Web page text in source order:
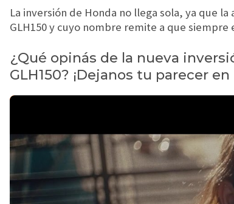
La inversión de Honda no llega sola, ya que
GLH150 y cuyo nombre remite a que siempre
¿Qué opinás de la nueva
GLH150? ¡Dejanos tu parecer